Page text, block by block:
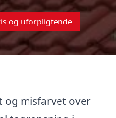
og uforpligtende
og misfarvet over